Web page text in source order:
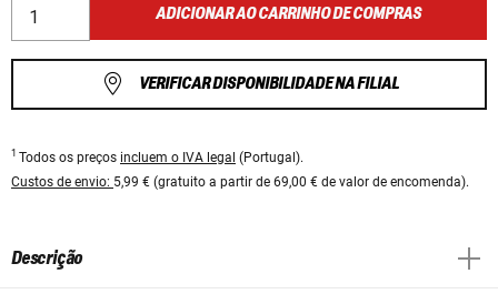
ADICIONAR AO CARRINHO DE COMPRAS
VERIFICAR DISPONIBILIDADE NA FILIAL
1 Todos os preços incluem o IVA legal (Portugal).
Custos de envio: 5,99 € (gratuito a partir de 69,00 € de valor de encomenda).
Descrição